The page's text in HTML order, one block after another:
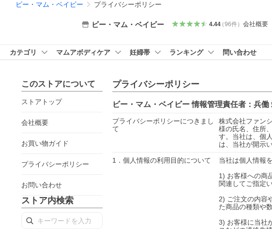
ビー・マム・ベイビー プライバシーポリシー
ビー・マム・ベイビー 4.44（96件） 会社概要
カテゴリ マムアボディケア 妊婦帯 ランキング 問い合わせ
このストアについて
ストアトップ
会社概要
お買い物ガイド
プライバシーポリシー
お問い合わせ
ストア内検索
プライバシーポリシー
ビー・マム・ベイビー情報管理責任者： 兵働
プライバシーポリシーにつきまし
て
株式会社ファン
様の氏名、住所
す。当社は、個
は、当社が開示
1．個人情報の利用目的について
当社は個人情報
1) お客様への商
関連してご指定
2) ご注文の内容
た商品の種類や
3) お客様に当社